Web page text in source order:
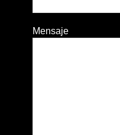
Mensaje